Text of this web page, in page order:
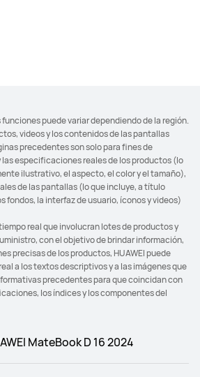
puede variar dependiendo de la región.
videos y los contenidos de las pantallas
precedentes son solo para fines de
las especificaciones reales de los productos (lo
ilustrativo, el aspecto, el color y el tamaño),
de las pantallas (lo que incluye, a título
fondos, la interfaz de usuario, íconos y videos)
real que involucran lotes de productos y
con el objetivo de brindar información,
precisas de los productos, HUAWEI puede
a los textos descriptivos y a las imágenes que
precedentes para que coincidan con
los índices y los componentes del
MateBook D 16 2024